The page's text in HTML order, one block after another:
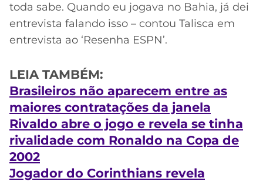
toda sabe. Quando eu jogava no Bahia, já dei
entrevista falando isso – contou Talisca em
entrevista ao ‘Resenha ESPN’.
LEIA TAMBÉM:
Brasileiros não aparecem entre as
maiores contratações da janela
Rivaldo abre o jogo e revela se tinha
rivalidade com Ronaldo na Copa de
2002
Jogador do Corinthians revela